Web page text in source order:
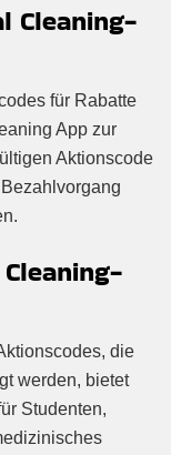
Cleaning-
für Rabatte
App zur
Aktionscode
die
werden, bietet
Studenten,